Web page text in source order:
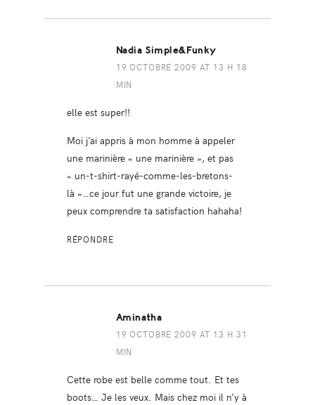
Nadia Simple&Funky
19 OCTOBRE 2009 AT 13 H 18
MIN
elle est super!!
Moi j’ai appris à mon homme à appeler
une marinière « une marinière », et pas
« un-t-shirt-rayé-comme-les-bretons-
là »…ce jour fut une grande victoire, je
peux comprendre ta satisfaction hahaha!
RÉPONDRE
Aminatha
19 OCTOBRE 2009 AT 13 H 31
MIN
Cette robe est belle comme tout. Et tes
boots… Je les veux. Mais chez moi il n’y à